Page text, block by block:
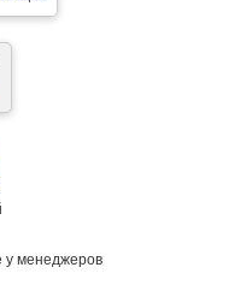
у менеджеров